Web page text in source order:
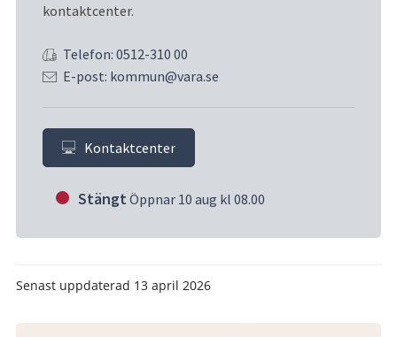
kontaktcenter.
Telefon: 0512-310 00
E-post: kommun@vara.se
Kontaktcenter
Stängt Öppnar 10 aug kl 08.00
Senast uppdaterad 13 april 2026